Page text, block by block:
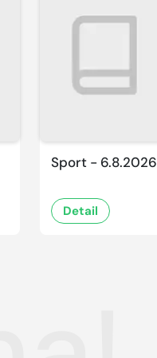
Sport - 6.8.2026
Detail